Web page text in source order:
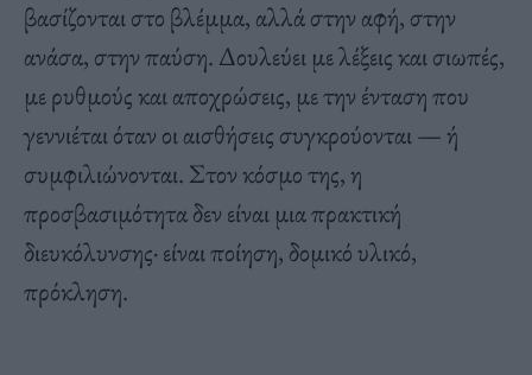
βασίζονται στο βλέμμα, αλλά στην αφή, στην
ανάσα, στην παύση. Δουλεύει με λέξεις και σιωπές,
με ρυθμούς και αποχρώσεις, με την ένταση που
γεννιέται όταν οι αισθήσεις συγκρούονται — ή
συμφιλιώνονται. Στον κόσμο της, η
προσβασιμότητα δεν είναι μια πρακτική
διευκόλυνσης· είναι ποίηση, δομικό υλικό,
πρόκληση.